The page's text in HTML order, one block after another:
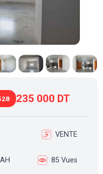
235 000 DT
VENTE
85 Vues